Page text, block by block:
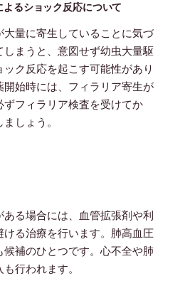
るショック反応について
量に寄生していることに気づ
まうと、意図せず幼虫大量駆
ク反応を起こす可能性があり
開始時には、フィラリア寄生が
フィラリア検査を受けてか
しょう。
る場合には、血管拡張剤や利
る治療を行います。肺高血圧
補のひとつです。心不全や肺
行われます。